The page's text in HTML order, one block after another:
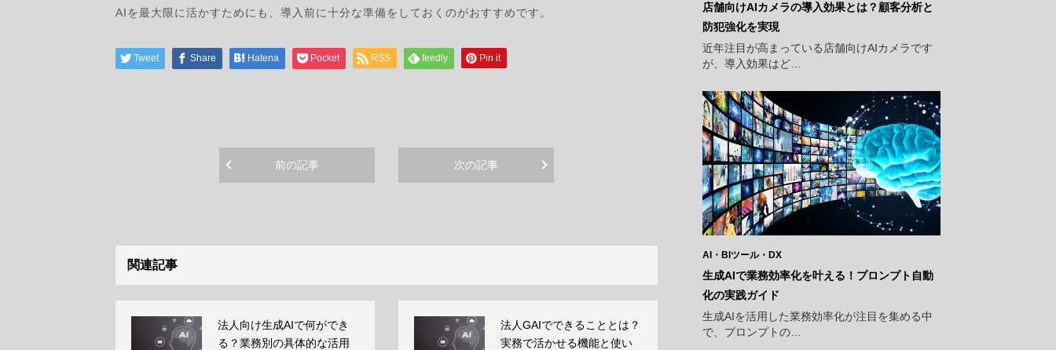
AIを最大限に活かすためにも、導入前に十分な準備をしておくのがおすすめです。
Tweet Share Hatena Pocket RSS feedly Pin it
前の記事 次の記事
関連記事
法人向け生成AIで何ができ
る？業務別の具体的な活用
法人GAIでできることとは？
実務で活かせる機能と使い
店舗向けAIカメラの導入効果とは？顧客分析と
防犯強化を実現
近年注目が高まっている店舗向けAIカメラです
が、導入効果はど…
AI・BIツール・DX
生成AIで業務効率化を叶える！プロンプト自動
化の実践ガイド
生成AIを活用した業務効率化が注目を集める中
で、プロンプトの…